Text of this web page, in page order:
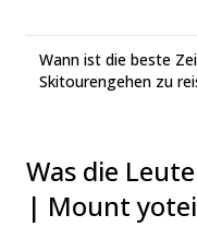
Wann ist die beste
Skitourengehen zu
Was die
| Mount